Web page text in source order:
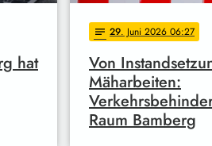
hat
notes 29. Juni 2026 06:27
Von
Mäharbeiten:
Raum Bamberg